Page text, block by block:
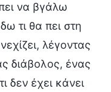
να βγάλω
τι θα πει στη
λέγοντας
διάβολος, ένας
δεν έχει κάνει